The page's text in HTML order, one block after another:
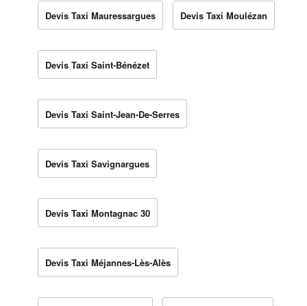
Devis Taxi Mauressargues Devis Taxi Moulézan
Devis Taxi Saint-Bénézet
Devis Taxi Saint-Jean-De-Serres
Devis Taxi Savignargues
Devis Taxi Montagnac 30
Devis Taxi Méjannes-Lès-Alès